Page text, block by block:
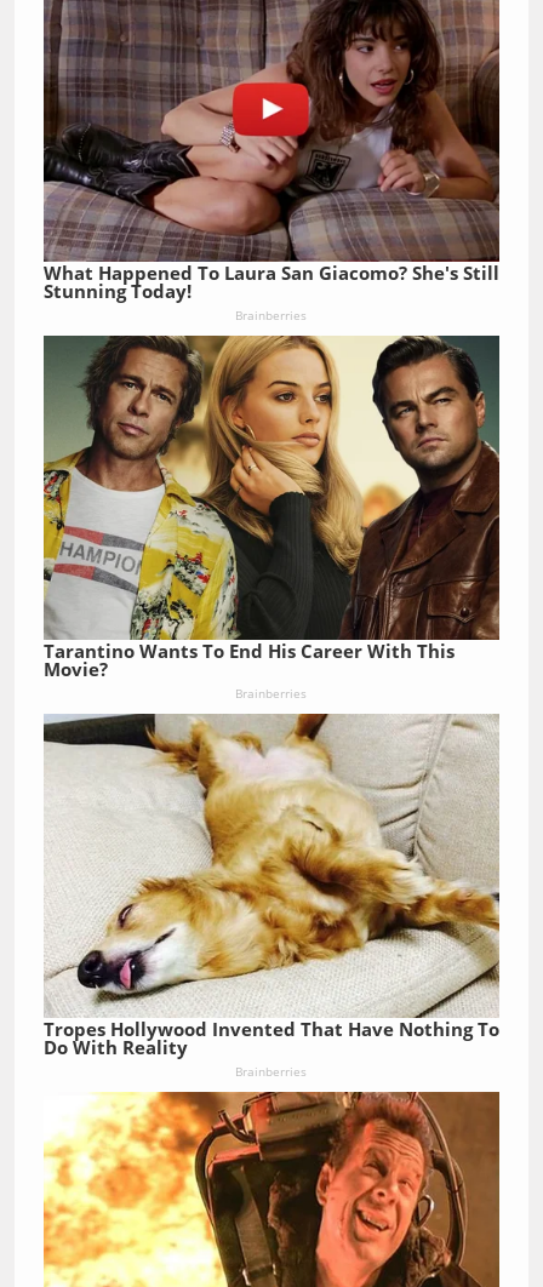
What Happened To Laura San Giacomo? She's Still
Stunning Today!
Brainberries
Tarantino Wants To End His Career With This
Movie?
Brainberries
Tropes Hollywood Invented That Have Nothing To
Do With Reality
Brainberries